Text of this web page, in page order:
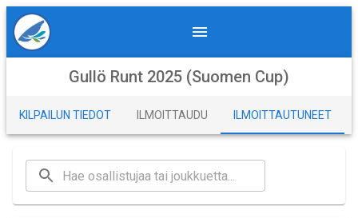
Gullö Runt 2025 (Suomen Cup)
KILPAILUN TIEDOT ILMOITTAUDU ILMOITTAUTUNEET